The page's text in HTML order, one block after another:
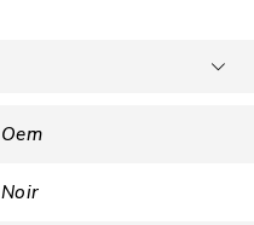
Oem
Noir